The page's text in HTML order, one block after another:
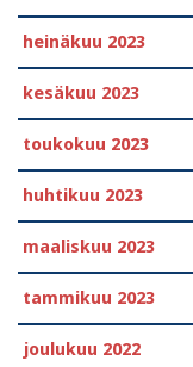
heinäkuu 2023
kesäkuu 2023
toukokuu 2023
huhtikuu 2023
maaliskuu 2023
tammikuu 2023
joulukuu 2022